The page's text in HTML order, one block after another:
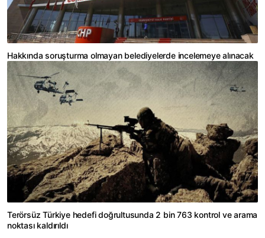
Hakkında soruşturma olmayan belediyelerde incelemeye alınacak
Terörsüz Türkiye hedefi doğrultusunda 2 bin 763 kontrol ve arama
noktası kaldırıldı